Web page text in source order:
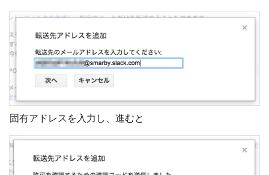
固有アドレスを入力し、進むと